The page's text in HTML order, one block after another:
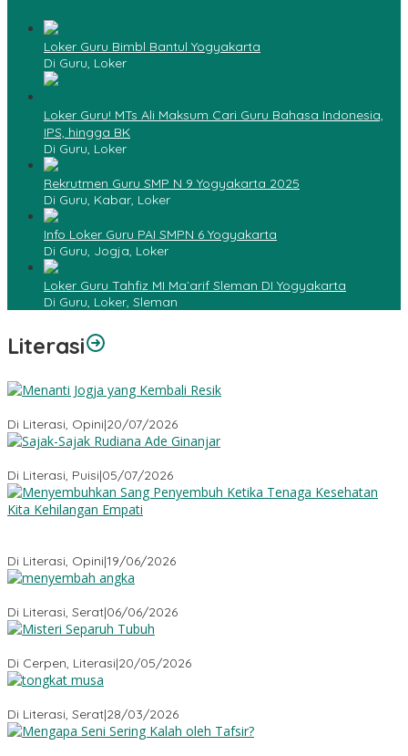
Loker Guru Bimbl Bantul Yogyakarta
Di Guru, Loker
Loker Guru! MTs Ali Maksum Cari Guru Bahasa Indonesia,
IPS, hingga BK
Di Guru, Loker
Rekrutmen Guru SMP N 9 Yogyakarta 2025
Di Guru, Kabar, Loker
Info Loker Guru PAI SMPN 6 Yogyakarta
Di Guru, Jogja, Loker
Loker Guru Tahfiz MI Ma`arif Sleman DI Yogyakarta
Di Guru, Loker, Sleman
Literasi
Di Literasi, Opini|20/07/2026
Di Literasi, Puisi|05/07/2026
Di Literasi, Opini|19/06/2026
Di Literasi, Serat|06/06/2026
Di Cerpen, Literasi|20/05/2026
Di Literasi, Serat|28/03/2026